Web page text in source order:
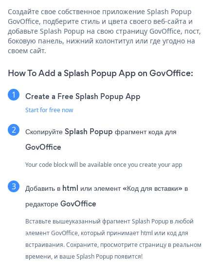
Создайте свое собственное приложение Splash Popup
GovOffice, подберите стиль и цвета своего веб-сайта и
добавьте Splash Popup на свою страницу GovOffice, пост,
боковую панель, нижний колонтитул или где угодно на
своем сайт.
How To Add a Splash Popup App on GovOffice:
Create a Free Splash Popup App
Start for free now
Скопируйте Splash Popup фрагмент кода для
GovOffice
Your code block will be available once you create your app
Добавить в html или элемент «Код для вставки» в
редакторе GovOffice
Вставьте вышеуказанный фрагмент Splash Popup в любой
элемент GovOffice, который принимает html или код для
встраивания. Сохраните, просмотрите страницу в реальном
времени, и ваше Splash Popup появится!